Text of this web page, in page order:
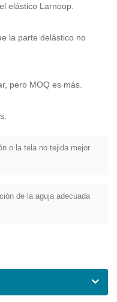
elástico Larnoop.
la parte delástico no
pero MOQ es más.
o la tela no tejida mejor
de la aguja adecuada